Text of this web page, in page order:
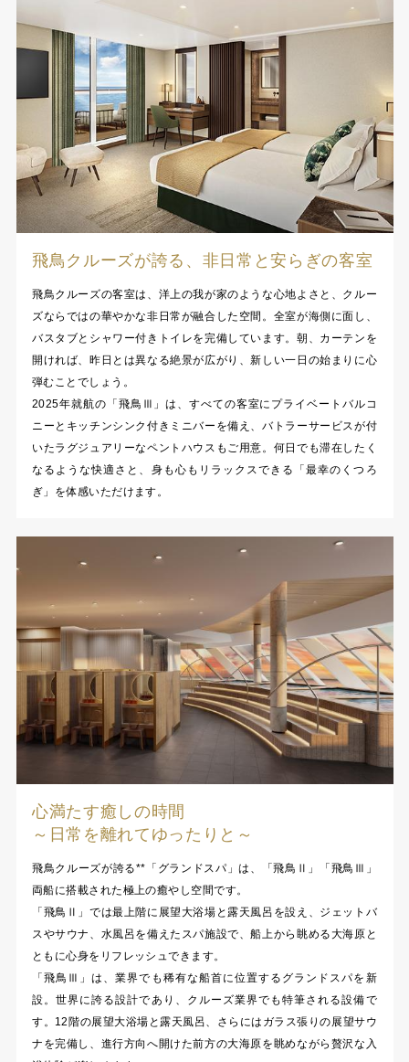
飛鳥クルーズが誇る、非日常と安らぎの客室
飛鳥クルーズの客室は、洋上の我が家のような心地よさと、クルー
ズならではの華やかな非日常が融合した空間。全室が海側に面し、
バスタブとシャワー付きトイレを完備しています。朝、カーテンを
開ければ、昨日とは異なる絶景が広がり、新しい一日の始まりに心
弾むことでしょう。
2025年就航の「飛鳥Ⅲ」は、すべての客室にプライベートバルコ
ニーとキッチンシンク付きミニバーを備え、バトラーサービスが付
いたラグジュアリーなペントハウスもご用意。何日でも滞在したく
なるような快適さと、身も心もリラックスできる「最幸のくつろ
ぎ」を体感いただけます。
心満たす癒しの時間
～日常を離れてゆったりと～
飛鳥クルーズが誇る**「グランドスパ」は、「飛鳥Ⅱ」「飛鳥Ⅲ」
両船に搭載された極上の癒やし空間です。
「飛鳥Ⅱ」では最上階に展望大浴場と露天風呂を設え、ジェットバ
スやサウナ、水風呂を備えたスパ施設で、船上から眺める大海原と
ともに心身をリフレッシュできます。
「飛鳥Ⅲ」は、業界でも稀有な船首に位置するグランドスパを新
設。世界に誇る設計であり、クルーズ業界でも特筆される設備で
す。12階の展望大浴場と露天風呂、さらにはガラス張りの展望サウ
ナを完備し、進行方向へ開けた前方の大海原を眺めながら贅沢な入